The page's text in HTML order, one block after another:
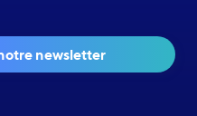
newsletter